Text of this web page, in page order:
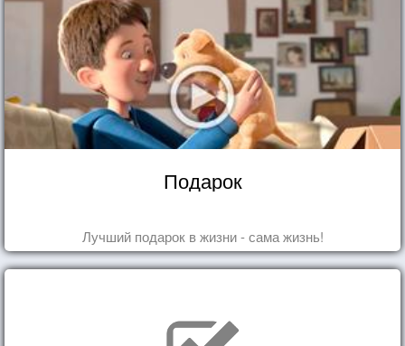
Подарок
Лучший подарок в жизни - сама жизнь!